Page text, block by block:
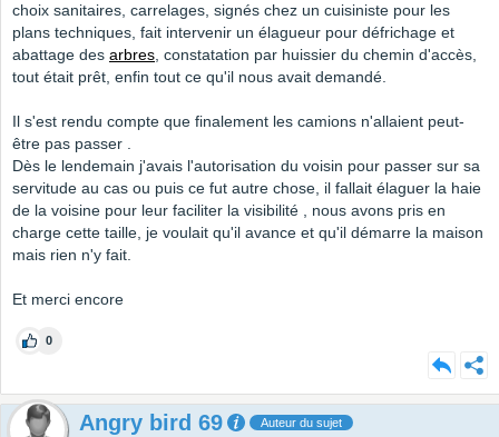
choix sanitaires, carrelages, signés chez un cuisiniste pour les
plans techniques, fait intervenir un élagueur pour défrichage et
abattage des arbres, constatation par huissier du chemin d'accès,
tout était prêt, enfin tout ce qu'il nous avait demandé.
Il s'est rendu compte que finalement les camions n'allaient peut-
être pas passer .
Dès le lendemain j'avais l'autorisation du voisin pour passer sur sa
servitude au cas ou puis ce fut autre chose, il fallait élaguer la haie
de la voisine pour leur faciliter la visibilité , nous avons pris en
charge cette taille, je voulait qu'il avance et qu'il démarre la maison
mais rien n'y fait.
Et merci encore
0
Angry bird 69 Auteur du sujet